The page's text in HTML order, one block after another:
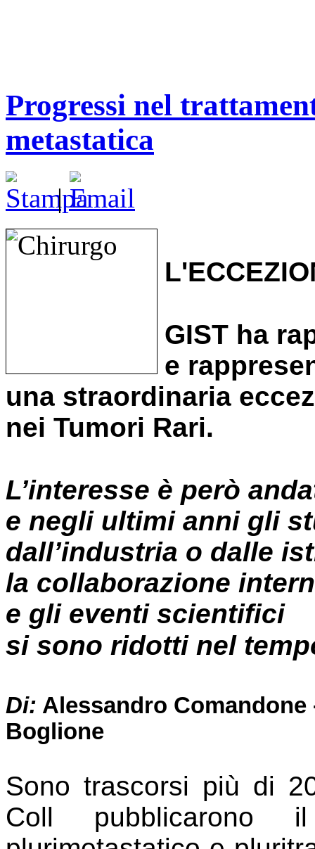
Progressi nel
metastatica
|
GIST ha
e
una straordinaria
nei Tumori Rari.
L’interesse è però
e negli ultimi anni gli
dall’industria o dalle
la collaborazione
e gli eventi scientifici
si sono ridotti nel
Di: Alessandro
Boglione
Sono trascorsi più di
Coll